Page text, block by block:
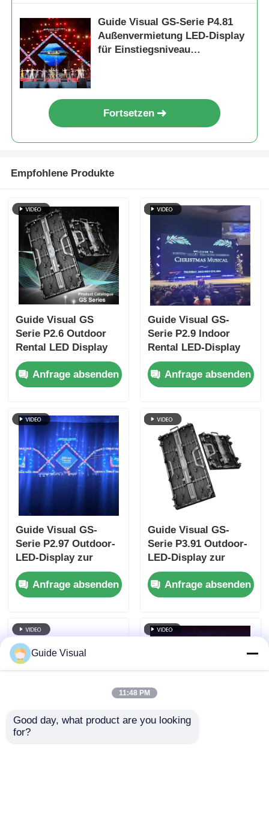
Guide Visual GS-Serie P4.81
Außenvermietung LED-Display
für Einstiegsniveau
Fortsetzen
Empfohlene Produkte
Guide Visual GS
Serie P2.6 Outdoor
Rental LED Display
4500nit IP65 für
Premium Outdoor
Bühne, 7680Hz CE
Anfrage absenden
Guide Visual GS-
Serie P2.9 Indoor
Rental LED-Display
für kompakte
Bühnenveranstaltungen,
7680Hz ohne
Bildschirm CE
Anfrage absenden
Guide Visual GS-
Serie P2.97 Outdoor-
LED-Display zur
Miete, 5000 nit, IP65
für Digital Signage,
7680 Hz Dual-Backup
Anfrage absenden
Guide Visual GS-
Serie P3.91 Outdoor-
LED-Display zur
Miete, 5000 nit, IP65
für
Konzertveranstaltungen,
Anfrage absenden
Guide Visual
11:48 PM
Good day, what product are you looking
for?